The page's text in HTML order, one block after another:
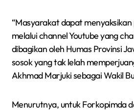
“Masyarakat dapat
melalui channel Youtube yang
dibagikan oleh Humas Provinsi
sosok yang tak lelah
Akhmad Marjuki sebagai Wakil
Menurutnya, untuk Forkopimda